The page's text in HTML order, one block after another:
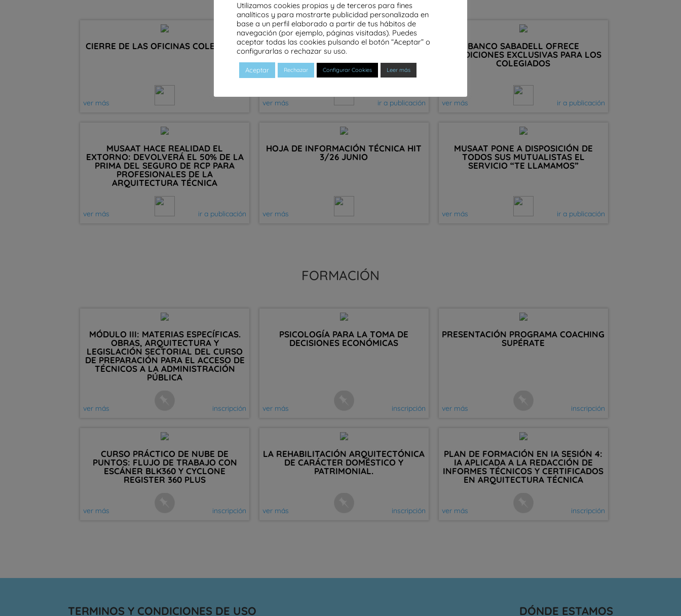
CIERRE DE LAS OFICINAS COLEGIALES
ver más
EL COAT ARABA PARTICIPA EN EL
FORO SOBRE AYUDAS A LA
REHABILITACIÓN DEL DIARIO DE
NOTICIAS DE ALAVA
ver más ir a publicación
BANCO SABADELL OFRECE
CONDICIONES EXCLUSIVAS PARA LOS
COLEGIADOS
ver más ir a publicación
MUSAAT HACE REALIDAD EL
EXTORNO: DEVOLVERÁ EL 50% DE LA
PRIMA DEL SEGURO DE RCP PARA
PROFESIONALES DE LA
ARQUITECTURA TÉCNICA
ver más ir a publicación
HOJA DE INFORMACIÓN TÉCNICA HIT
3/26 JUNIO
ver más
MUSAAT PONE A DISPOSICIÓN DE
TODOS SUS MUTUALISTAS EL
SERVICIO “TE LLAMAMOS”
ver más ir a publicación
FORMACIÓN
MÓDULO III: MATERIAS ESPECÍFICAS.
OBRAS, ARQUITECTURA Y
LEGISLACIÓN SECTORIAL DEL CURSO
DE PREPARACIÓN PARA EL ACCESO DE
TÉCNICOS A LA ADMINISTRACIÓN
PÚBLICA
ver más inscripción
PSICOLOGÍA PARA LA TOMA DE
DECISIONES ECONÓMICAS
ver más inscripción
PRESENTACIÓN PROGRAMA COACHING
SUPÉRATE
ver más inscripción
CURSO PRÁCTICO DE NUBE DE
PUNTOS: FLUJO DE TRABAJO CON
ESCÁNER BLK360 Y CYCLONE
REGISTER 360 PLUS
ver más inscripción
LA REHABILITACIÓN ARQUITECTÓNICA
DE CARÁCTER DOMÉSTICO Y
PATRIMONIAL.
ver más inscripción
PLAN DE FORMACIÓN EN IA SESIÓN 4:
IA APLICADA A LA REDACCIÓN DE
INFORMES TÉCNICOS Y CERTIFICADOS
EN ARQUITECTURA TÉCNICA
ver más inscripción
TERMINOS Y CONDICIONES DE USO DÓNDE ESTAMOS
Utilizamos cookies propias y de terceros para fines
analíticos y para mostrarte publicidad personalizada en
base a un perfil elaborado a partir de tus hábitos de
navegación (por ejemplo, páginas visitadas). Puedes
aceptar todas las cookies pulsando el botón “Aceptar” o
configurarlas o rechazar su uso.
Aceptar Rechazar Configurar Cookies Leer más